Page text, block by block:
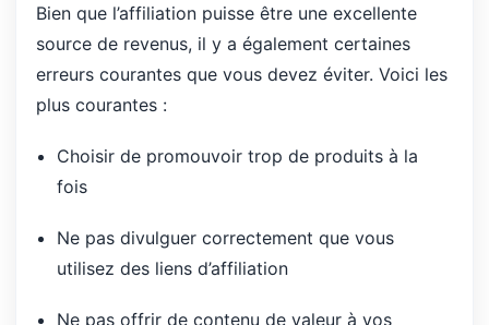
Bien que l’affiliation puisse être une excellente
source de revenus, il y a également certaines
erreurs courantes que vous devez éviter. Voici les
plus courantes :
Choisir de promouvoir trop de produits à la
fois
Ne pas divulguer correctement que vous
utilisez des liens d’affiliation
Ne pas offrir de contenu de valeur à vos